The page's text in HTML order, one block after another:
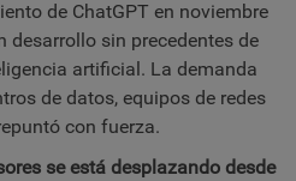
de ChatGPT en noviembre
desarrollo sin precedentes de
artificial. La demanda
de datos, equipos de redes
con fuerza.
se está desplazando desde